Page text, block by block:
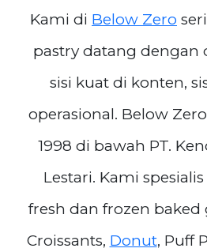
Kami di Below Zero
pastry datang dengan
sisi kuat di konten,
operasional. Below
1998 di bawah PT.
Lestari. Kami
fresh dan frozen baked
Croissants, Donut, Puff